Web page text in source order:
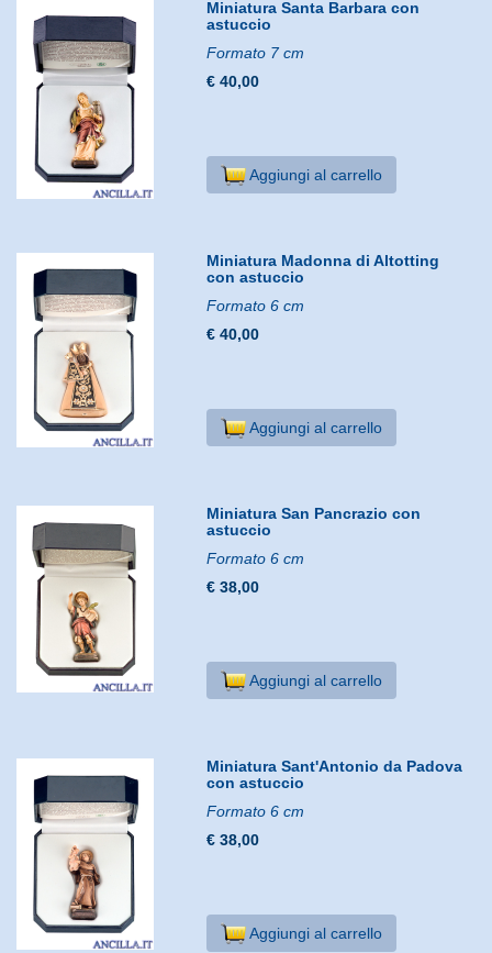
Miniatura Santa Barbara con
astuccio
Formato 7 cm
€ 40,00
Aggiungi al carrello
Miniatura Madonna di Altotting
con astuccio
Formato 6 cm
€ 40,00
Aggiungi al carrello
Miniatura San Pancrazio con
astuccio
Formato 6 cm
€ 38,00
Aggiungi al carrello
Miniatura Sant'Antonio da Padova
con astuccio
Formato 6 cm
€ 38,00
Aggiungi al carrello